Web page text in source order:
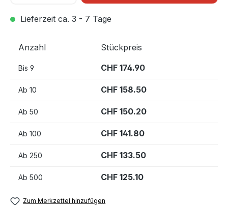
Lieferzeit ca. 3 - 7 Tage
Anzahl Stückpreis
Bis 9 CHF 174.90
Ab 10 CHF 158.50
Ab 50 CHF 150.20
Ab 100 CHF 141.80
Ab 250 CHF 133.50
Ab 500 CHF 125.10
Zum Merkzettel hinzufügen